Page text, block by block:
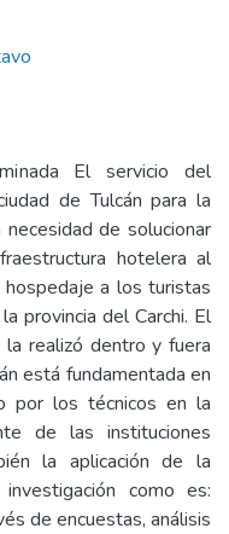
El servicio del
de Tulcán para la
de solucionar
hotelera al
a los turistas
provincia del Carchi. El
realizó dentro y fuera
está fundamentada en
por los técnicos en la
de las instituciones
la aplicación de la
como es:
de encuestas, análisis